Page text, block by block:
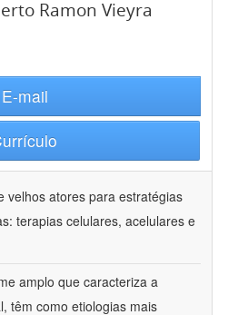
Ramon Vieyra
E-mail
velhos atores para estratégias
terapias celulares, acelulares e
amplo que caracteriza a
têm como etiologias mais